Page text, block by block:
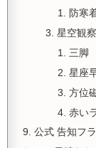
防寒
星空観察
三脚
星座
方位
赤い
公式 告知フ